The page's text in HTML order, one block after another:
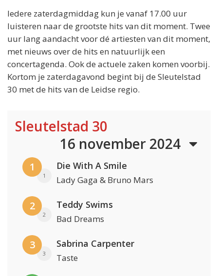
Iedere zaterdagmiddag kun je vanaf 17.00 uur
luisteren naar de grootste hits van dit moment. Twee
uur lang aandacht voor dé artiesten van dit moment,
met nieuws over de hits en natuurlijk een
concertagenda. Ook de actuele zaken komen voorbij.
Kortom je zaterdagavond begint bij de Sleutelstad
30 met de hits van de Leidse regio.
Sleutelstad 30
16 november 2024
1
1
Die With A Smile
Lady Gaga & Bruno Mars
2
2
Teddy Swims
Bad Dreams
3
3
Sabrina Carpenter
Taste